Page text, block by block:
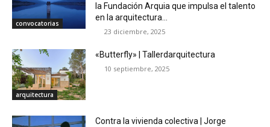
convocatorias
la Fundación Arquia que impulsa el talento
en la arquitectura...
23 diciembre, 2025
arquitectura
«Butterfly» | Tallerdarquitectura
10 septiembre, 2025
Contra la vivienda colectiva | Jorge